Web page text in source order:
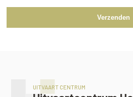
Verzenden
UITVAART CENTRUM